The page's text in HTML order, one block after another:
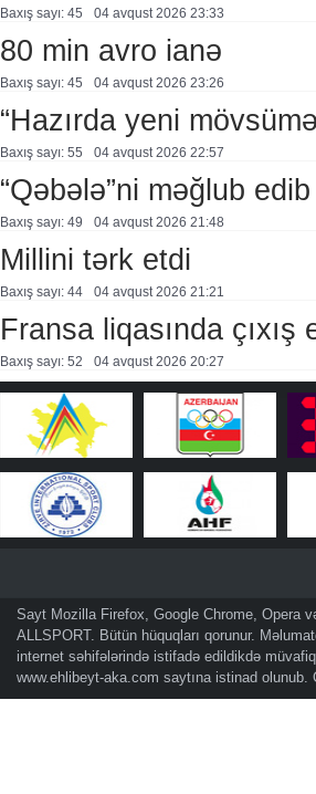
Baxış sayı: 45 04 avqust 2026 23:33
80 min avro ianə
Baxış sayı: 45 04 avqust 2026 23:26
“Hazırda yeni
Baxış sayı: 55 04 avqust 2026 22:57
“Qəbələ”ni məğlub edib
Baxış sayı: 49 04 avqust 2026 21:48
Millini tərk etdi
Baxış sayı: 44 04 avqust 2026 21:21
Fransa liqasında çıxış
Baxış sayı: 52 04 avqust 2026 20:27
Sayt Mozilla Firefox, Google Chrome, Opera
ALLSPORT. Bütün hüquqları qorunur.
internet səhifələrində istifadə edildikdə
www.ehlibeyt-aka.com saytına istinad olunub.